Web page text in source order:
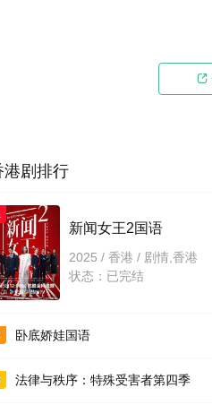

港剧排行
新闻女王2国语
2025 / 香港 / 剧情,香港
状态：已完结
卧底娇娃国语
法律与秩序：特殊受害者第四季